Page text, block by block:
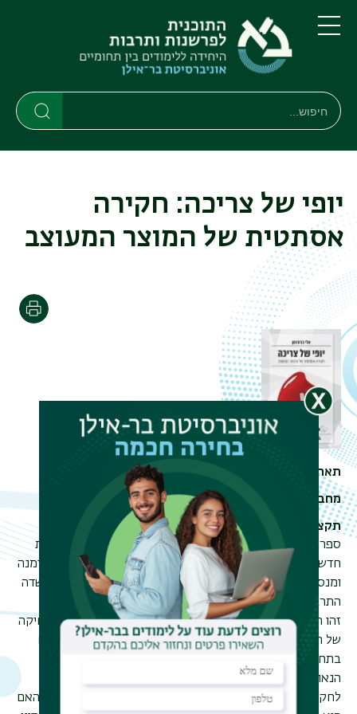
לתוכן
העיקרי
לתפריט
ניווט
ראשי
תפריט
חיפוש
חיפוש
יופי של צריכה: חקירה
אסתטית של המוצר המעוצב
תאריך
מחבר ברודרמן אלי
תקציר
ספר זה מבקש לבדוק את אפשרות כינונה של תאוריה אסתטית
חדשה למוצר הצריכה המעוצב, תאוריה שמביאה בחשבון את זמנה
ומנסה לפתוח את שדה המחקר האסתטי למפגש ודיאלוג עם שדה
התרבות.
זהו הספר הראשון בשפה העברית העוסק בפילוסופיה ובאסתטיקה
של העיצוב תוך דיון ודיאלוג עם הכותבים העכשוויים והמרכזיים
בתחום האסתטיקה. הספר מבקש לבדוק האם המסגרת
הנאו-קאנטיאנית של המחקר באסתטיקה העכשווית מתאימה
לחקירה של נושא העיצוב ומוצרי הצריכה, האם היא רלוונטית והאם